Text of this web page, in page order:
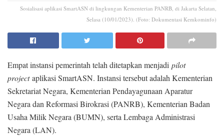
Sosialisasi aplikasi SmartASN di lingkungan Kementerian PANRB, di Jakarta Selatan,
Selasa (10/01/2023). (Foto: Dokumentasi Kemkominfo)
Empat instansi pemerintah telah ditetapkan menjadi pilot
projectaplikasi SmartASN. Instansi tersebut adalah Kementerian
Sekretariat Negara, Kementerian Pendayagunaan Aparatur
Negara dan Reformasi Birokrasi (PANRB), Kementerian Badan
Usaha Milik Negara (BUMN), serta Lembaga Administrasi
Negara (LAN).